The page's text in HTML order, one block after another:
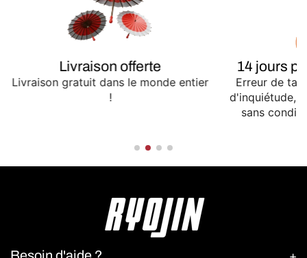
Livraison offerte
Livraison gratuit dans le monde entier
!
14 jours
Erreur de
d'inquiétude,
sans